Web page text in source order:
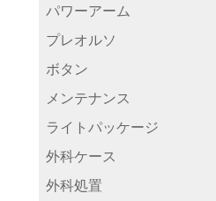
パワーアーム
プレオルソ
ボタン
メンテナンス
ライトパッケージ
外科ケース
外科処置